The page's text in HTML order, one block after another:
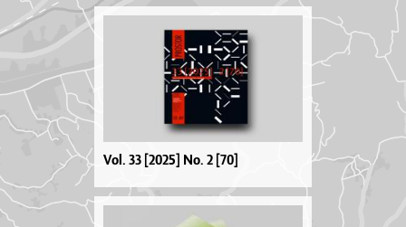
Vol. 33 [2025] No. 2 [70]